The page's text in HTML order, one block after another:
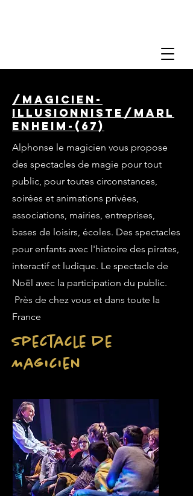
/magicien-
illusionniste/marl
enheim-(67)
Alphonse le magicien vous propose
des spectacles de magie pour tout
public, pour toutes circonstances,
soirées et animations privées,
associations, mairies, entreprises,
bases de loisirs, écoles. Des spectacles
pour enfants avec l'histoire des pirates,
interactif et ludique. Le spectacle de
Noël avec la participation du public.
Près de chez vous et dans toute la
France
Spectacle de
Magicien